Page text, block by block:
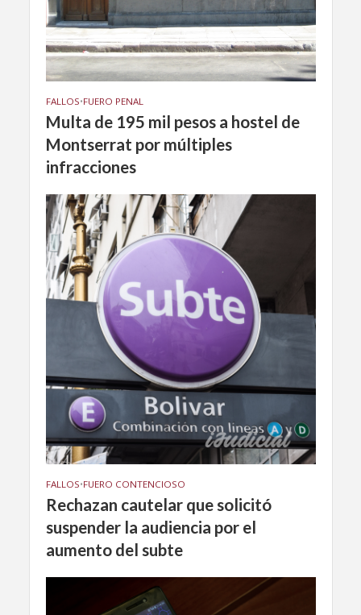
FALLOS•FUERO PENAL
Multa de 195 mil pesos a hostel de
Montserrat por múltiples
infracciones
FALLOS•FUERO CONTENCIOSO
Rechazan cautelar que solicitó
suspender la audiencia por el
aumento del subte